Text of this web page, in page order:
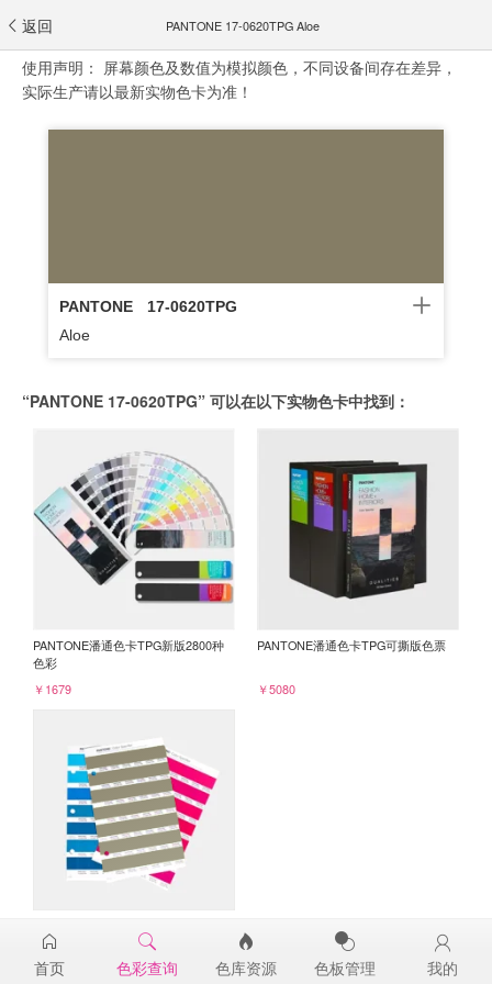
返回 PANTONE 17-0620TPG Aloe
使用声明： 屏幕颜色及数值为模拟颜色，不同设备间存在差异，
实际生产请以最新实物色卡为准！
PANTONE
17-0620TPG
Aloe
“PANTONE 17-0620TPG” 可以在以下实物色卡中找到：
PANTONE潘通色卡TPG新版2800种
色彩
￥1679
PANTONE潘通色卡TPG可撕版色票
￥5080
17-0620TPG
￥98
首页 色彩查询 色库资源 色板管理 我的